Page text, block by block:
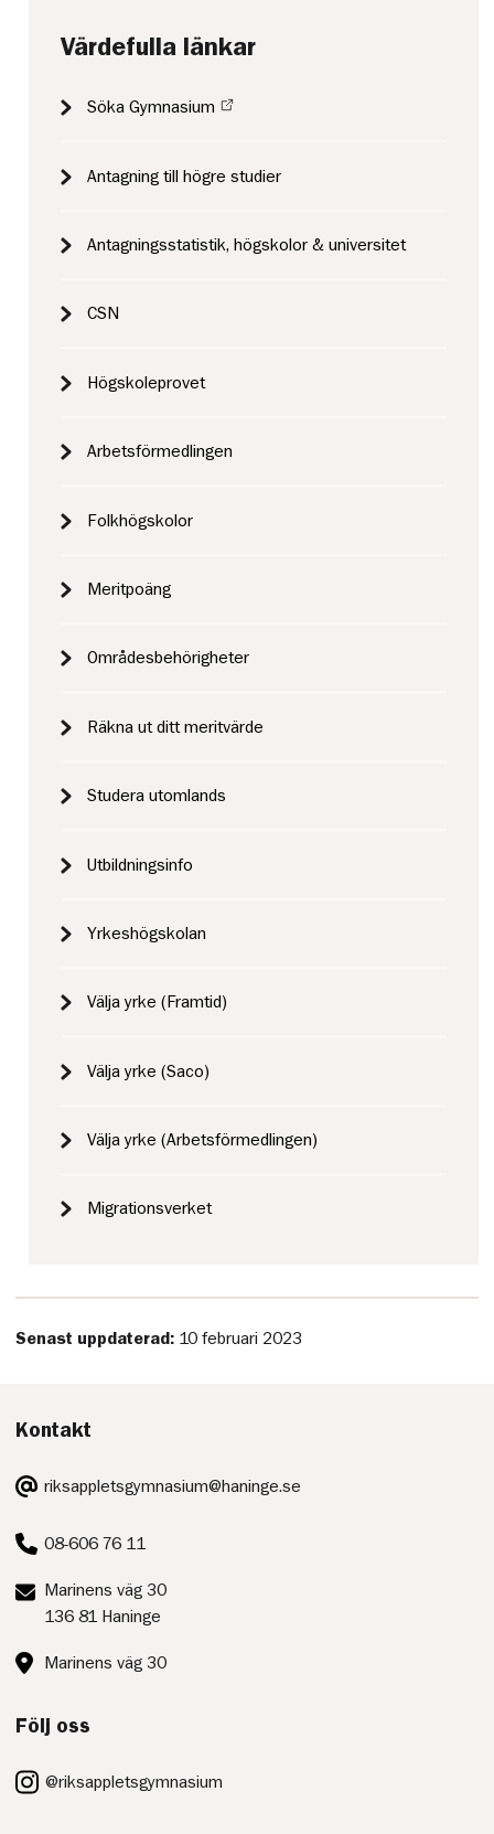
Värdefulla länkar
Söka Gymnasium
Antagning till högre studier
Antagningsstatistik, högskolor & universitet
CSN
Högskoleprovet
Arbetsförmedlingen
Folkhögskolor
Meritpoäng
Områdesbehörigheter
Räkna ut ditt meritvärde
Studera utomlands
Utbildningsinfo
Yrkeshögskolan
Välja yrke (Framtid)
Välja yrke (Saco)
Välja yrke (Arbetsförmedlingen)
Migrationsverket
Senast uppdaterad: 10 februari 2023
Kontakt
E-
post:
riksappletsgymnasium@haninge.se
Telefon:
08-606 76 11
Postadress:
Marinens väg 30
136 81 Haninge
Besöksadress:
Marinens väg 30
Följ oss
@riksappletsgymnasium